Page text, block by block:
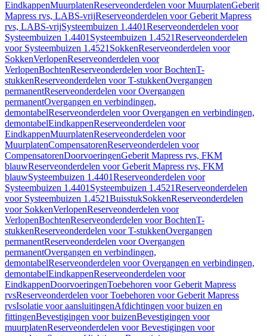
EindkappenMuurplatenReserveonderdelen voor MuurplatenGeberit
Mapress rvs, LABS-vrijReserveonderdelen voor Geberit Mapress
rvs, LABS-vrijSysteembuizen 1.4401Reserveonderdelen voor
Systeembuizen 1.4401 Systeembuizen 1.4521Reserveonderdelen
voor Systeembuizen 1.4521 SokkenReserveonderdelen voor
SokkenVerlopenReserveonderdelen voor
VerlopenBochtenReserveonderdelen voor BochtenT-
stukkenReserveonderdelen voor T-stukkenOvergangen
permanentReserveonderdelen voor Overgangen
permanentOvergangen en verbindingen,
demontabelReserveonderdelen voor Overgangen en verbindingen,
demontabelEindkappenReserveonderdelen voor
EindkappenMuurplatenReserveonderdelen voor
MuurplatenCompensatorenReserveonderdelen voor
CompensatorenDoorvoeringenGeberit Mapress rvs, FKM
blauwReserveonderdelen voor Geberit Mapress rvs, FKM
blauwSysteembuizen 1.4401Reserveonderdelen voor
Systeembuizen 1.4401 Systeembuizen 1.4521Reserveonderdelen
voor Systeembuizen 1.4521BuisstukSokkenReserveonderdelen
voor SokkenVerlopenReserveonderdelen voor
VerlopenBochtenReserveonderdelen voor BochtenT-
stukkenReserveonderdelen voor T-stukkenOvergangen
permanentReserveonderdelen voor Overgangen
permanentOvergangen en verbindingen,
demontabelReserveonderdelen voor Overgangen en verbindingen,
demontabelEindkappenReserveonderdelen voor
EindkappenDoorvoeringenToebehoren voor Geberit Mapress
rvsReserveonderdelen voor Toebehoren voor Geberit Mapress
rvsIsolatie voor aansluitingenAfdichtingen voor buizen en
fittingenBevestigingen voor buizenBevestigingen voor
muurplatenReserveonderdelen voor Bevestigingen voor